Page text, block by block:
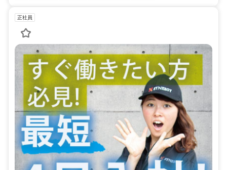
正社員